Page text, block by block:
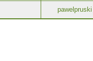
pawelpruski